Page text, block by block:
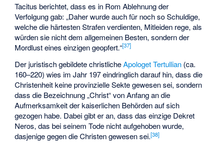
Tacitus berichtet, dass es in Rom Ablehnung der
Verfolgung gab: „Daher wurde auch für noch so Schuldige,
welche die härtesten Strafen verdienten, Mitleiden rege, als
würden sie nicht dem allgemeinen Besten, sondern der
Mordlust eines einzigen geopfert.“[37]
Der juristisch gebildete christlicheApologet Tertullian (ca.
160–220) wies im Jahr 197 eindringlich darauf hin, dass die
Christenheit keine provinzielle Sekte gewesen sei, sondern
dass die Bezeichnung „Christ“ von Anfang an die
Aufmerksamkeit der kaiserlichen Behörden auf sich
gezogen habe. Dabei gibt er an, dass das einzige Dekret
Neros, das bei seinem Tode nicht aufgehoben wurde,
dasjenige gegen die Christen gewesen sei.[38]